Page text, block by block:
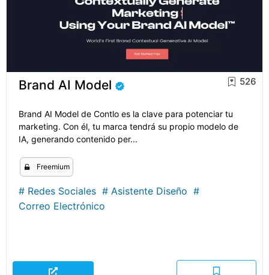
Brand AI Model 526
Brand AI Model de Contlo es la clave para potenciar tu
marketing. Con él, tu marca tendrá su propio modelo de
IA, generando contenido per...
Freemium
# Redes Sociales # Asistente Diseño #
Correo Electrónico